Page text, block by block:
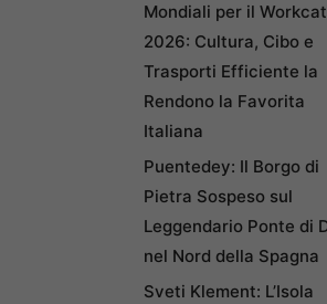
Mondiali per il
2026: Cultura, Cibo e
Trasporti Efficiente la
Rendono la Favorita
Italiana
Puentedey: Il Borgo di
Pietra Sospeso sul
Leggendario Ponte di
nel Nord della Spagna
Sveti Klement: L’Isola